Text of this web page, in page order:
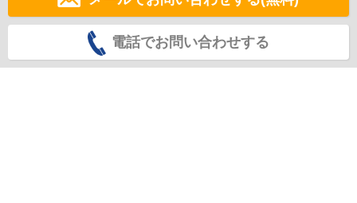
電話でお問い合わせする